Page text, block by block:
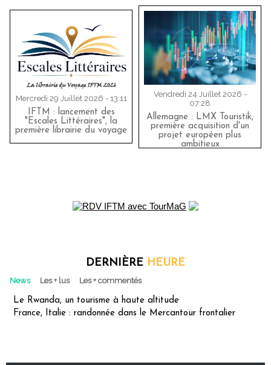
Mercredi 29 Juillet 2026 - 13:11
IFTM : lancement des
"Escales Littéraires", la
première librairie du voyage
Vendredi 24 Juillet 2026 -
07:28
Allemagne : LMX Touristik,
première acquisition d'un
projet européen plus
ambitieux
DERNIÈRE HEURE
News Les + lus Les + commentés
Le Rwanda, un tourisme à haute altitude
France, Italie : randonnée dans le Mercantour frontalier